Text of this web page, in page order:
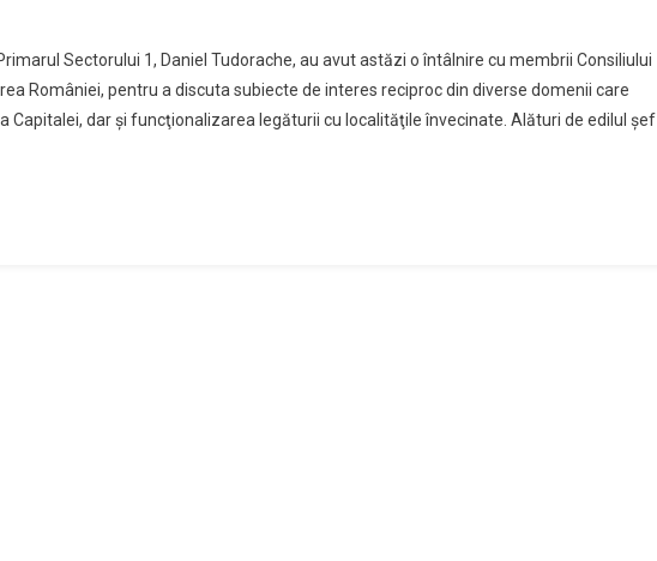
Sectorului 1, Daniel Tudorache, au avut astăzi o întâlnire cu membrii Consiliului
României, pentru a discuta subiecte de interes reciproc din diverse domenii care
Capitalei, dar şi funcţionalizarea legăturii cu localităţile învecinate. Alături de edilul şef